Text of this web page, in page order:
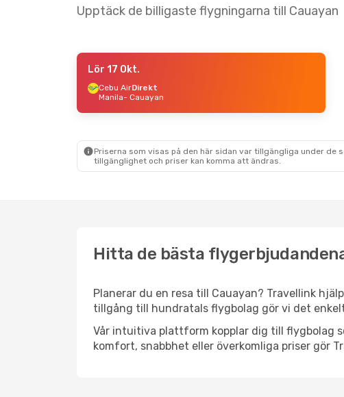
Upptäck de billigaste flygningarna till Cauayan
- Mån 7 Sep.
China Eastern Airlines
2 Mellanlandningar
- Köpenhamn
2
Cauayan -
Lör 17 Okt.
Cebu AirDirekt
Manila- Cauayan
Priserna som visas på den här sidan var tillgängliga under
tillgänglighet och priser kan komma att ändras.
Hitta de bästa
Planerar du en resa till Cauayan? Travellink
tillgång till hundratals flygbolag gör vi det
Vår intuitiva plattform kopplar dig till flygbolag
komfort, snabbhet eller överkomliga priser gör